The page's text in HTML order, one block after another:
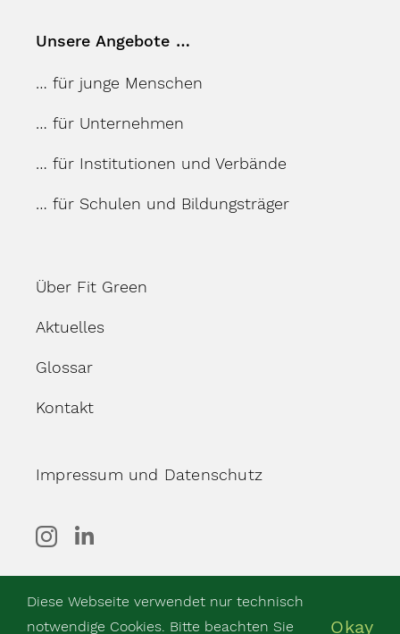
Unsere Angebote …
… für junge Menschen
… für Unternehmen
… für Institutionen und Verbände
… für Schulen und Bildungsträger
Über Fit Green
Aktuelles
Glossar
Kontakt
© Copyright 2026 Fit Green
Impressum und Datenschutz
Diese Webseite verwendet nur technisch
notwendige Cookies. Bitte beachten Sie
Okay